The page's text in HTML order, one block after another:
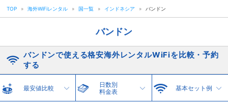
TOP » 海外WiFiレンタル » 国一覧 » インドネシア » バンドン
バンドン
バンドンで使える格安海外レンタルWiFiを比較・予約
する
最安値比較
日数別
料金表
基本セット例